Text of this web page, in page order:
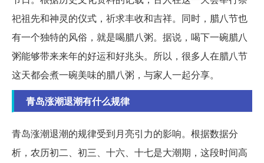
祀祖先和神灵的仪式，祈求丰收和吉祥。同时，腊八节也
有一个独特的风俗，就是喝腊八粥。据说，喝下一碗腊八
粥能够带来来年的好运和好兆头。所以，很多人在腊八节
这天都会煮一碗美味的腊八粥，与家人一起分享。
青岛涨潮退潮有什么规律
青岛涨潮退潮的规律受到月亮引力的影响。根据数据分
析，农历初二、初三、十六、十七是大潮期，这段时间高